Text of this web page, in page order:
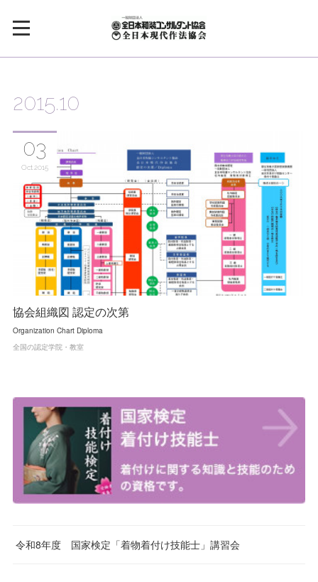
2015.10
協会組織図 認定の次第
Organization Chart Diploma
03
Oct 2015
全国の認定学院・教室
令和8年度 国家検定「着物着付け技能士」講習会